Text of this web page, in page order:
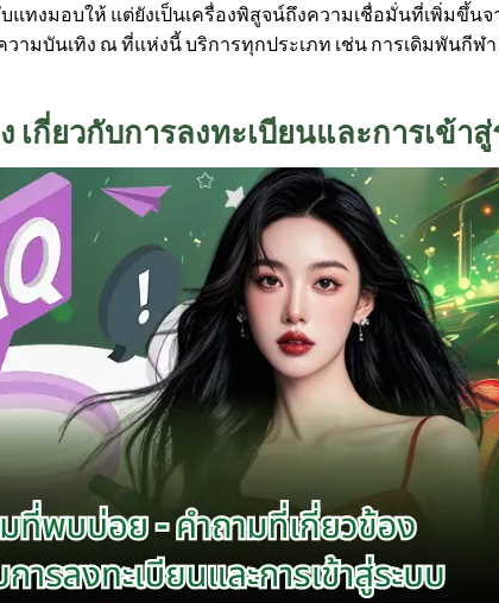
ทงมอบให้ แต่ยังเป็นเครื่องพิสูจน์ถึงความเชื่อมั่นที่เพิ่มขึ้น
ามบันเทิง ณ ที่แห่งนี้ บริการทุกประเภท เช่น การเดิมพันกี
กี่ยวกับการลงทะเบียนและการเข้า